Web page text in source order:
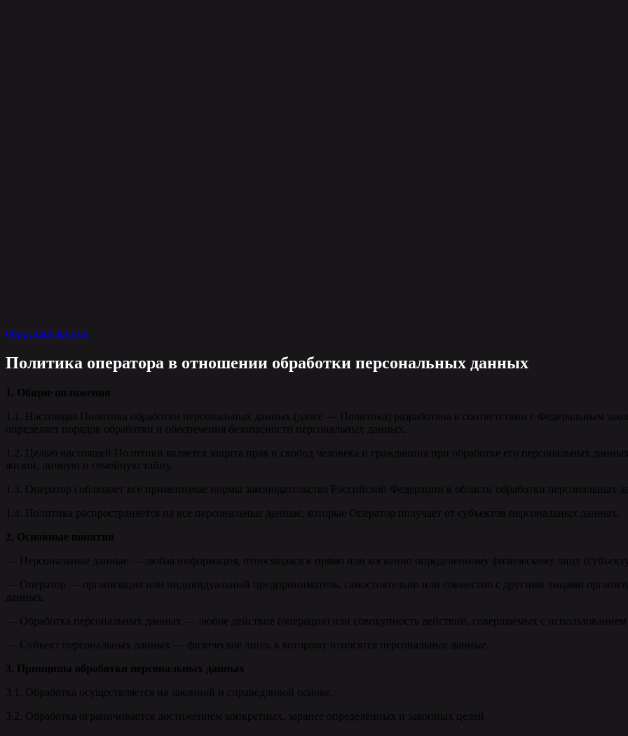
обратный звонок
Политика оператора в отношении обработки персональных данных
1. Общие положения
1.1. Настоящая Политика обработки персональных данных (далее — Политика) разработана в соответствии с Федеральным
определяет порядок обработки и обеспечения безопасности персональных данных.
1.2. Целью настоящей Политики является защита прав и свобод человека и гражданина при обработке его персональных
жизни, личную и семейную тайну.
1.3. Оператор соблюдает все применимые нормы законодательства Российской Федерации в области обработки персональных
1.4. Политика распространяется на все персональные данные, которые Оператор получает от субъектов персональных данных.
2. Основные понятия
— Персональные данные — любая информация, относящаяся к прямо или косвенно определенному физическому лицу
— Оператор — организация или индивидуальный предприниматель, самостоятельно или совместно с другими лицами
данных.
— Обработка персональных данных — любое действие (операция) или совокупность действий, совершаемых с использованием
— Субъект персональных данных — физическое лицо, к которому относятся персональные данные.
3. Принципы обработки персональных данных
3.1. Обработка осуществляется на законной и справедливой основе.
3.2. Обработка ограничивается достижением конкретных, заранее определённых и законных целей.